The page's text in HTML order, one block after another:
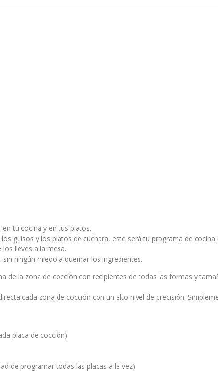
en tu cocina y en tus platos.
guisos y los platos de cuchara, este será tu programa de cocina
lleves a la mesa.
ningún miedo a quemar los ingredientes.
de la zona de cocción con recipientes de todas las formas y
cada zona de cocción con un alto nivel de precisión.
placa de cocción)
de programar todas las placas a la vez)